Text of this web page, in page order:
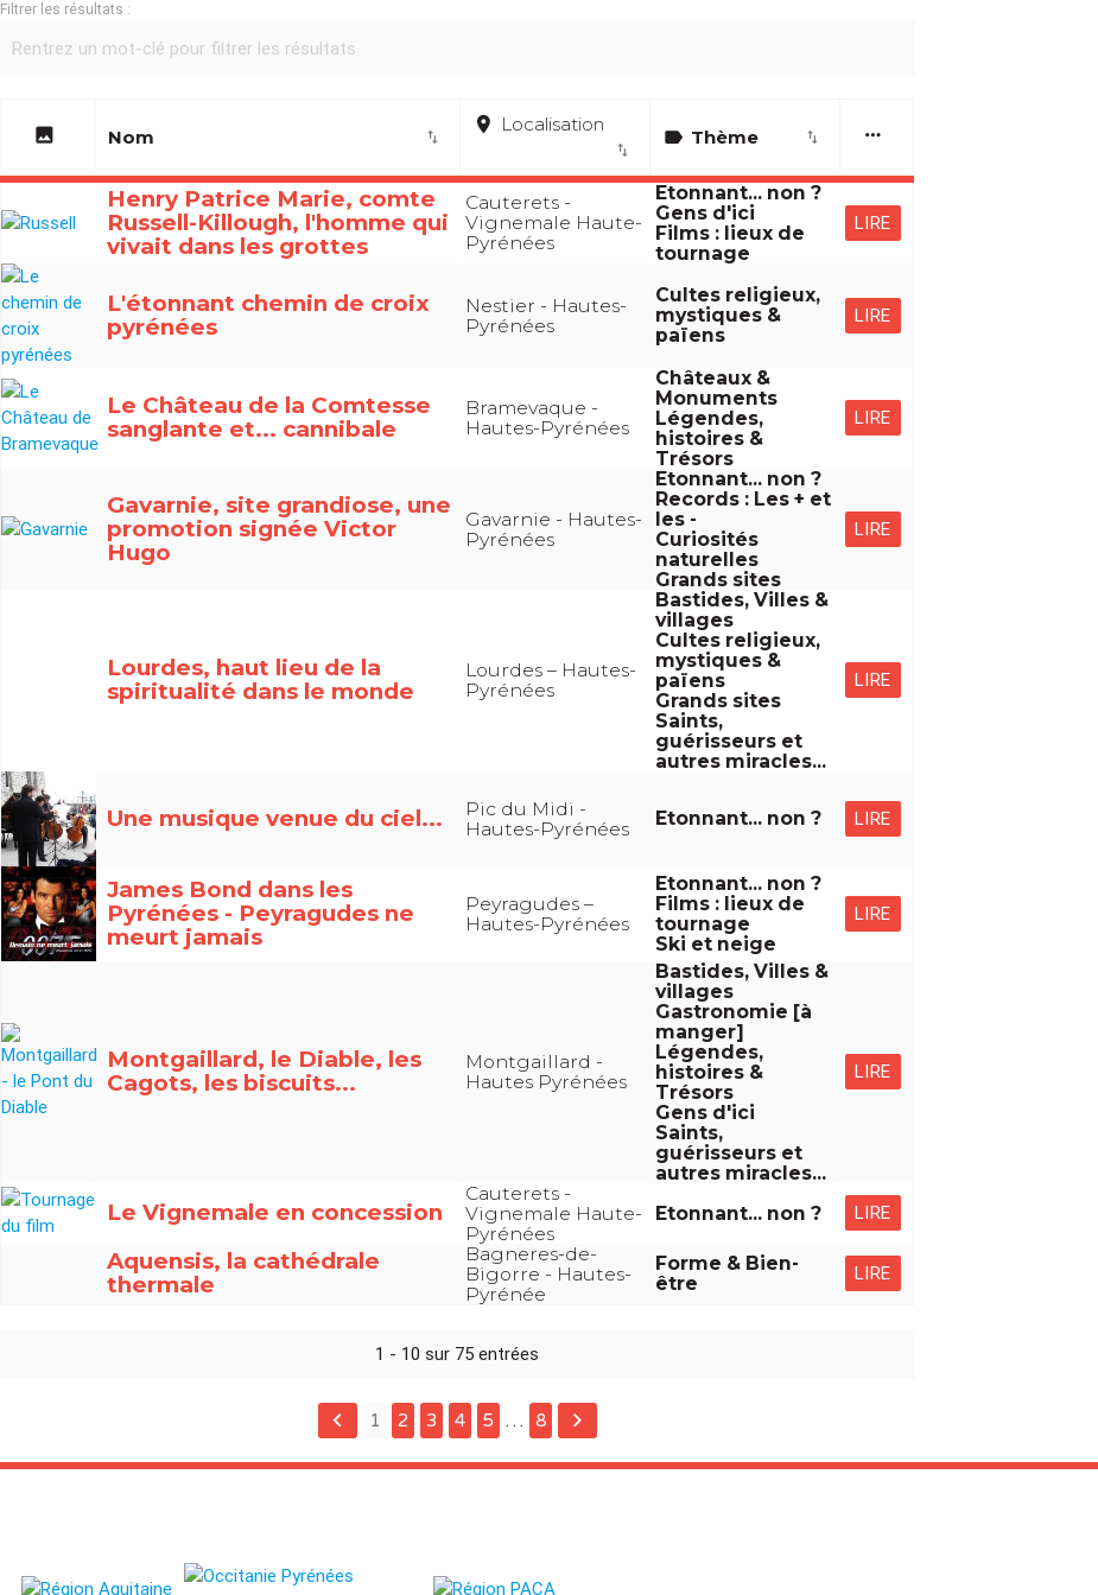
Filtrer les résultats :
image Nom import_export
place Localisation
import_export
label Thème import_export more_horiz
Henry Patrice Marie, comte
Russell-Killough, l'homme qui
vivait dans les grottes
Cauterets -
Vignemale Haute-
Pyrénées
Etonnant... non ?
Gens d'ici
Films : lieux de
tournage
LIRE
L'étonnant chemin de croix
pyrénées
Nestier - Hautes-
Pyrénées
Cultes religieux,
mystiques &
païens
LIRE
Le Château de la Comtesse
sanglante et... cannibale
Bramevaque -
Hautes-Pyrénées
Châteaux &
Monuments
Légendes,
histoires &
Trésors
LIRE
Gavarnie, site grandiose, une
promotion signée Victor
Hugo
Gavarnie - Hautes-
Pyrénées
Etonnant... non ?
Records : Les + et
les -
Curiosités
naturelles
Grands sites
LIRE
Lourdes, haut lieu de la
spiritualité dans le monde
Lourdes – Hautes-
Pyrénées
Bastides, Villes &
villages
Cultes religieux,
mystiques &
païens
Grands sites
Saints,
guérisseurs et
autres miracles...
LIRE
Une musique venue du ciel...
Pic du Midi -
Hautes-Pyrénées
Etonnant... non ? LIRE
James Bond dans les
Pyrénées - Peyragudes ne
meurt jamais
Peyragudes –
Hautes-Pyrénées
Etonnant... non ?
Films : lieux de
tournage
Ski et neige
LIRE
Montgaillard, le Diable, les
Cagots, les biscuits...
Montgaillard -
Hautes Pyrénées
Bastides, Villes &
villages
Gastronomie [à
manger]
Légendes,
histoires &
Trésors
Gens d'ici
Saints,
guérisseurs et
autres miracles...
LIRE
Le Vignemale en concession
Cauterets -
Vignemale Haute-
Pyrénées
Etonnant... non ? LIRE
Aquensis, la cathédrale
thermale
Bagneres-de-
Bigorre - Hautes-
Pyrénée
Forme & Bien-
être
LIRE
1 - 10 sur 75 entrées
keyboard_arrow_left 1 2 3 4 5 … 8 keyboard_arrow_right